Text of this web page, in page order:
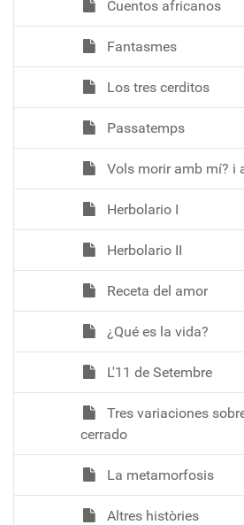
Cuentos africanos
Fantasmes
Los tres cerditos
Passatemps
Vols morir amb mí? i
Herbolario I
Herbolario II
Receta del amor
¿Qué es la vida?
L'11 de Setembre
Tres variaciones
cerrado
La metamorfosis
Altres històries